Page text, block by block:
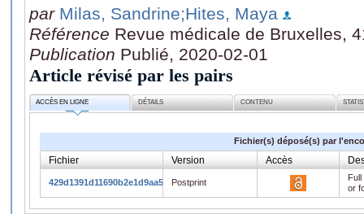
par Milas, Sandrine;Hites, Maya
Référence Revue médicale de Bruxelles,
Publication Publié, 2020-02-01
Article révisé par les pairs
ACCÈS EN LIGNE DÉTAILS CONTENU
Fichier(s) déposé(s) par
Fichier Version Accès
429d1391d11690b2e1d9aa5491b2da32.pdf
Postprint
or